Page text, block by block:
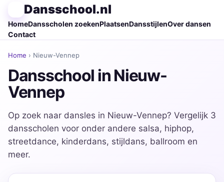
Dansschool.nl
HomeDansscholen zoekenPlaatsenDansstijlenOver dansen
Contact
Home › Nieuw-Vennep
Dansschool in Nieuw-
Vennep
Op zoek naar dansles in Nieuw-Vennep? Vergelijk 3
dansscholen voor onder andere salsa, hiphop,
streetdance, kinderdans, stijldans, ballroom en
meer.